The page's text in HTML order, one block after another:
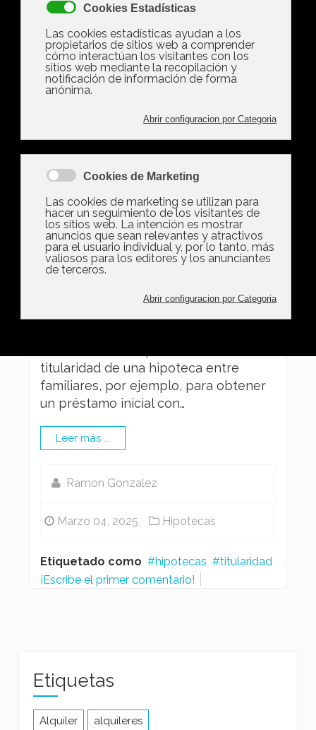
Cambiar titularidad de
hipoteca entre
familiares, ¿es posible?
Cómo hacerlo
Cambiar titularidad de hipoteca entre
familiares, ¿es posible? Cómo hacerlo
titular de un préstamo hipotecario: la
titularidad de una hipoteca entre
familiares, por ejemplo, para obtener
un préstamo inicial con…
Leer más ...
Ramon Gonzalez
Marzo 04, 2025 Hipotecas
Etiquetado como hipotecas
titularidad
¡Escribe el primer comentario!
Etiquetas
Alquiler alquileres